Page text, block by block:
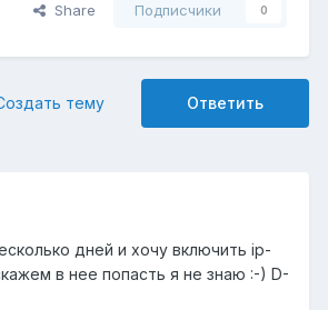
Share Подписчики 0
Ответить
тему
дней и хочу включить ip-
в нее попасть я не знаю :-) D-